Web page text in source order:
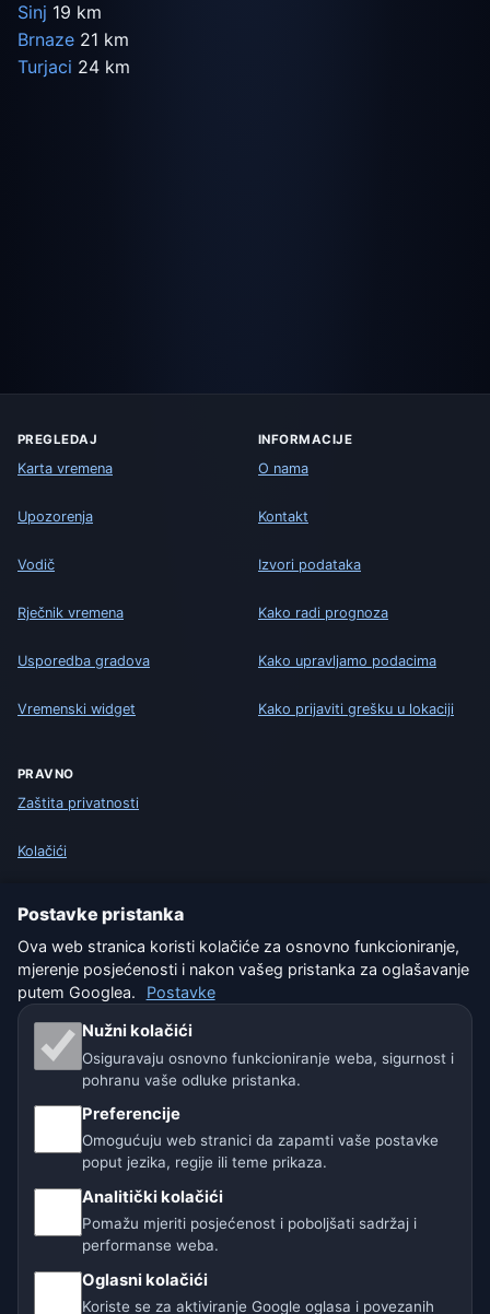
Sinj 19 km
Brnaze 21 km
Turjaci 24 km
PREGLEDAJ
Karta vremena
Upozorenja
Vodič
Rječnik vremena
Usporedba gradova
Vremenski widget
INFORMACIJE
O nama
Kontakt
Izvori podataka
Kako radi prognoza
Kako upravljamo podacima
Kako prijaviti grešku u lokaciji
PRAVNO
Zaštita privatnosti
Kolačići
Isključenje odgovornosti
Pomažemo životinjama
Sitemap
🇨🇿 Češka 🇭🇷 Hrvatska 🇧🇬 Bugarska
Postavke pristanka
Ova web stranica koristi kolačiće za osnovno funkcioniranje,
mjerenje posjećenosti i nakon vašeg pristanka za oglašavanje
putem Googlea.
Postavke
Nužni kolačići
Osiguravaju osnovno funkcioniranje weba, sigurnost i
pohranu vaše odluke pristanka.
Preferencije
Omogućuju web stranici da zapamti vaše postavke
poput jezika, regije ili teme prikaza.
Analitički kolačići
Pomažu mjeriti posjećenost i poboljšati sadržaj i
performanse weba.
Oglasni kolačići
Koriste se za aktiviranje Google oglasa i povezanih